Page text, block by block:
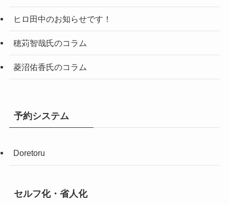
ヒロ田中のお知らせです！
穂苅智哉氏のコラム
菱沼佑香氏のコラム
予約システム
Doretoru
セルフ化・省人化